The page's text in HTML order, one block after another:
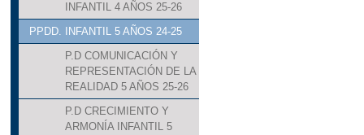
INFANTIL 4 AÑOS 25-26
PPDD. INFANTIL 5 AÑOS 24-25
P.D COMUNICACIÓN Y
REPRESENTACIÓN DE LA
REALIDAD 5 AÑOS 25-26
P.D CRECIMIENTO Y
ARMONÍA INFANTIL 5